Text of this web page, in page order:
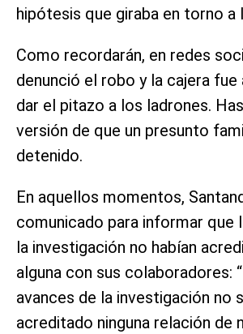
hipótesis que giraba en torno a
Como recordarán, en redes
denunció el robo y la cajera fue
dar el pitazo a los ladrones.
versión de que un presunto
detenido.
En aquellos momentos,
comunicado para informar que
la investigación no habían
alguna con sus colaboradores:
avances de la investigación no
acreditado ninguna relación de